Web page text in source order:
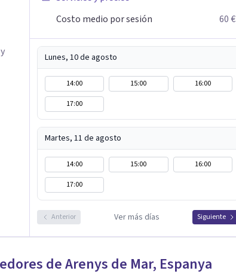
Costo medio por sesión
60 €
Lunes, 10 de agosto
14:00 15:00
16:00
17:00
Martes, 11 de agosto
14:00 15:00
16:00
17:00
Anterior Ver más días Siguiente
deArenys de Mar, Espanya